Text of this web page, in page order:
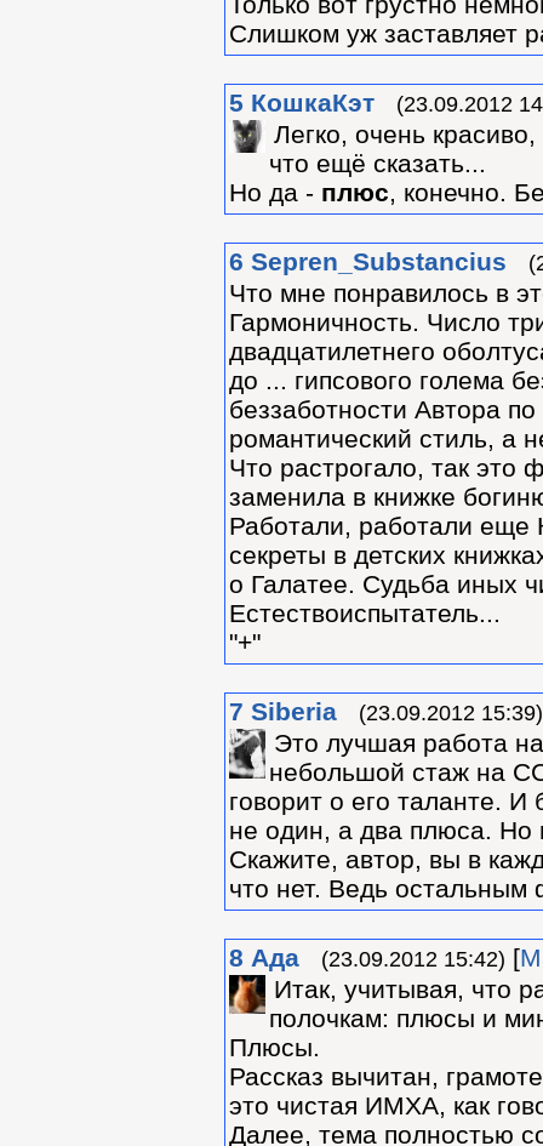
Слишком уж заставляет
5 КошкаКэт (23.09.2012
Легко, очень
что ещё сказать...
Но да - плюс, конечно.
6 Sepren_Substancius
Что мне понравилось в
Гармоничность. Число
двадцатилетнего
до ... гипсового голема
беззаботности Автора
романтический стиль, а
Что растрогало, так это
заменила в книжке
Работали, работали еще
секреты в детских
о Галатее. Судьба иных
Естествоиспытатель...
"+"
7 Siberia (23.09.2012 15:39)
Это лучшая работа
небольшой стаж на
говорит о его таланте.
не один, а два плюса.
Скажите, автор, вы в
что нет. Ведь остальным
8 Ада (23.09.2012 15:42) [
Итак, учитывая, что
полочкам: плюсы и
Плюсы.
Рассказ вычитан,
это чистая ИМХА, как
Далее, тема полностью